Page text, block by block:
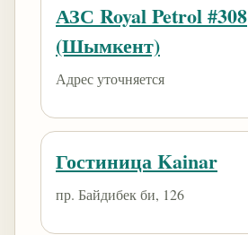
АЗС Royal Petrol #308
(Шымкент)
Адрес уточняется
Гостиница Kainar
пр. Байдибек би, 126